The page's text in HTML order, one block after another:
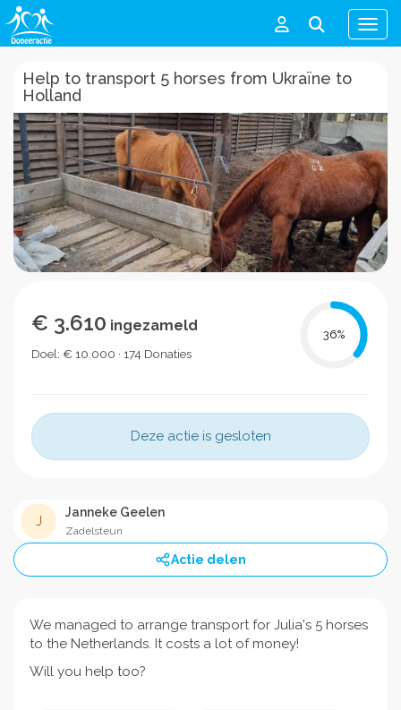
Menu
Help to transport 5 horses from Ukraïne to
Holland
€ 3.610 ingezameld
Doel: € 10.000 · 174 Donaties
36%
Deze actie is gesloten
J
Janneke Geelen
Zadelsteun
Actie delen
We managed to arrange transport for Julia's 5 horses
to the Netherlands. It costs a lot of money!
Will you help too?